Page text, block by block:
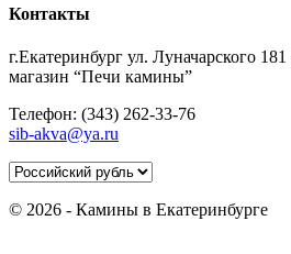
Контакты
г.Екатеринбург ул. Луначарского
магазин “Печи камины”
Телефон: (343) 262-33-76
sib-akva@ya.ru
© 2026 - Камины в Екатеринбурге